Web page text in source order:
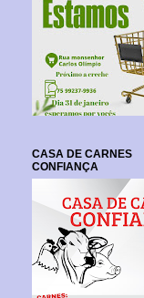
CASA DE CARNES
CONFIANÇA